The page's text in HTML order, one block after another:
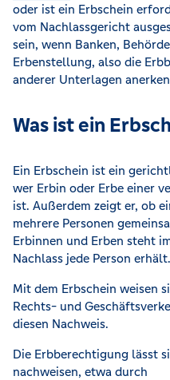
oder ist ein Erbschein
vom Nachlassgericht
sein, wenn Banken,
Erbenstellung, also die
anderer Unterlagen
Was ist ein
Ein Erbschein ist ein
wer Erbin oder Erbe einer
ist. Außerdem zeigt er, ob
mehrere Personen
Erbinnen und Erben steht
Nachlass jede Person erhält.
Mit dem Erbschein weisen
Rechts- und
diesen Nachweis.
Die Erbberechtigung lässt
nachweisen, etwa durch